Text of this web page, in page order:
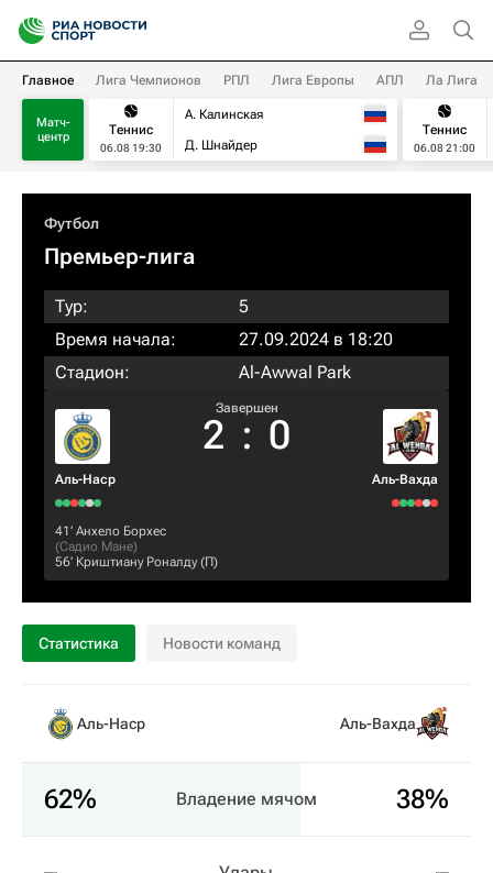
Главное Лига Чемпионов РПЛ Лига Европы АПЛ Ла Лига
Матч-
центр
Теннис
06.08 19:30
А. Калинская
Д. Шнайдер
Теннис
06.08 21:00
Футбол
Премьер-лига
Тур:
5
Время начала:
27.09.2024 в 18:20
Стадион:
Al-Awwal Park
Аль-Наср
Завершен
2 : 0
Аль-Вахда
41‎’‎ Анхело Борхес
(Садио Мане)
56‎’‎ Криштиану Роналду(П)
Статистика Новости команд
Аль-Наср Аль-Вахда
62% Владение мячом 38%